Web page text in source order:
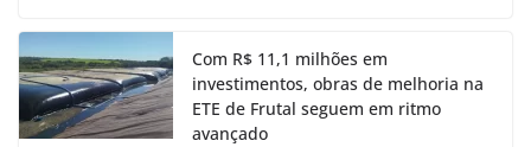
Com R$ 11,1 milhões em
investimentos, obras de melhoria na
ETE de Frutal seguem em ritmo
avançado